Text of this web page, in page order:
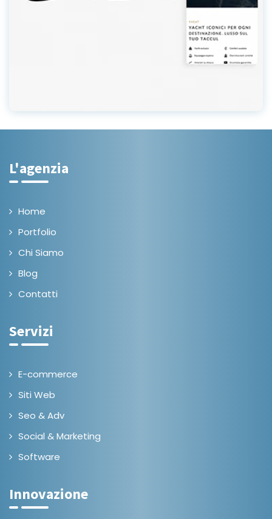
L'agenzia
Home
Portfolio
Chi Siamo
Blog
Contatti
Servizi
E-commerce
Siti Web
Seo & Adv
Social & Marketing
Software
Innovazione